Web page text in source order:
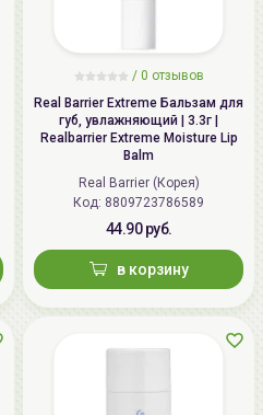
/ 0 отзывов
Real Barrier Extreme Бальзам для
губ, увлажняющий | 3.3г |
Realbarrier Extreme Moisture Lip
Balm
Real Barrier (Корея)
Код: 8809723786589
44.90 руб.
в корзину